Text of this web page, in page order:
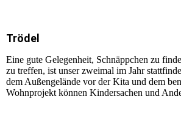
Trödel
Eine gute Gelegenheit, Schnäppchen zu
zu treffen, ist unser zweimal im Jahr
dem Außengelände vor der Kita und dem
Wohnprojekt können Kindersachen und